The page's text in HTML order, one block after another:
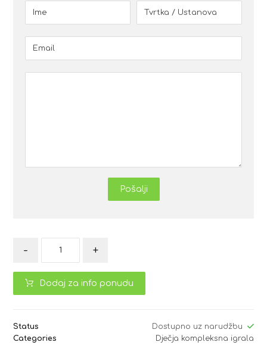
Pošalji
- +
Dodaj za info ponudu
Status
Dostupno uz narudžbu
Categories
Dječja kompleksna igrala